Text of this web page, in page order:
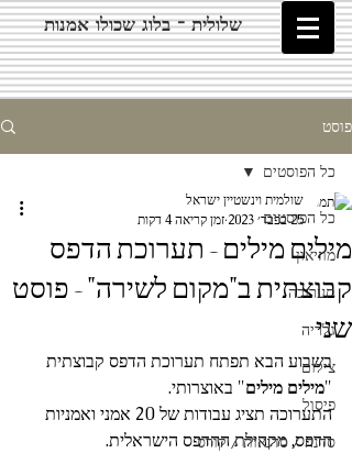
שלולית - בלוג שכולו אמנות
פוסט
כל הפוסטים
מוזיאון
תערוכה
גלריה
צילום
פיסול
סדנה / סדנאות / קורס
כל הפוסטים
מילים מילים - תערוכת הדפס
קבוצתית ב"מקום לשירה" - פוסט
שני
שולמית וינשטיין ישראל
25 בפבר׳ 2023
זמן קריאה 4 דקות
בשבוע הבא תפתח תערוכת הדפס קבוצתית
"מילים מילים" באוצרותי.
התערוכה תציג עבודות של 20 אמני ואמניות
הדפס, מקהילת ההדפס הישראלית.